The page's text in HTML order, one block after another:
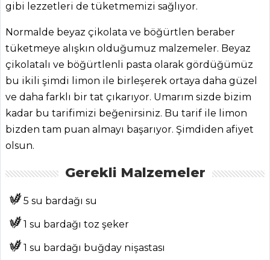
ANASAYFA
Medya
Aktüel
ŞEFİN TARİFLERİ
MENÜLER
gibi lezzetleri de tüketmemizi sağlıyor.
Normalde beyaz çikolata ve böğürtlen beraber
tüketmeye alışkın olduğumuz malzemeler. Beyaz
çikolatalı ve böğürtlenli pasta olarak gördüğümüz
bu ikili şimdi limon ile birleşerek ortaya daha güzel
ve daha farklı bir tat çıkarıyor. Umarım sizde bizim
kadar bu tarifimizi beğenirsiniz. Bu tarif ile limon
bizden tam puan almayı başarıyor. Şimdiden afiyet
olsun.
Gerekli Malzemeler
5 su bardağı su
1 su bardağı toz şeker
1 su bardağı buğday nişastası